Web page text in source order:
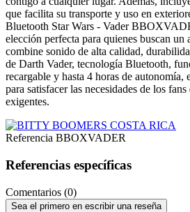
que facilita su transporte y uso en
Bluetooth Star Wars - Vader
elección perfecta para quienes buscan un
combine sonido de alta calidad,
de Darth Vader, tecnología Bluetooth,
recargable y hasta 4 horas de autonomía,
para satisfacer las necesidades de los
exigentes.
Referencia BBOXVADER
Referencias específicas
Comentarios (0)
Sea el primero en escribir una reseña